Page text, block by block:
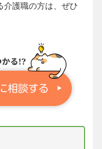
介護職の方は、ぜひ